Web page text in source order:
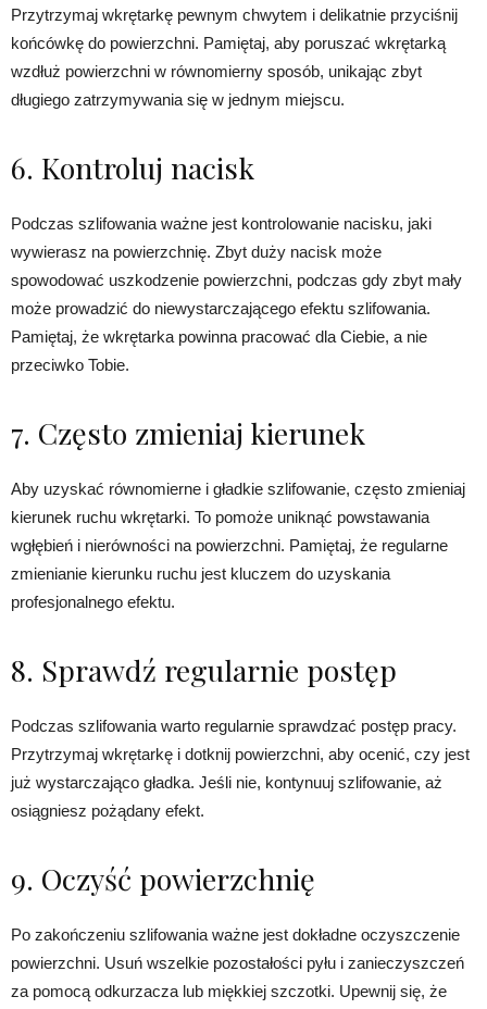
Przytrzymaj wkrętarkę pewnym chwytem i delikatnie przyciśnij
końcówkę do powierzchni. Pamiętaj, aby poruszać wkrętarką
wzdłuż powierzchni w równomierny sposób, unikając zbyt
długiego zatrzymywania się w jednym miejscu.
6. Kontroluj nacisk
Podczas szlifowania ważne jest kontrolowanie nacisku, jaki
wywierasz na powierzchnię. Zbyt duży nacisk może
spowodować uszkodzenie powierzchni, podczas gdy zbyt mały
może prowadzić do niewystarczającego efektu szlifowania.
Pamiętaj, że wkrętarka powinna pracować dla Ciebie, a nie
przeciwko Tobie.
7. Często zmieniaj kierunek
Aby uzyskać równomierne i gładkie szlifowanie, często zmieniaj
kierunek ruchu wkrętarki. To pomoże uniknąć powstawania
wgłębień i nierówności na powierzchni. Pamiętaj, że regularne
zmienianie kierunku ruchu jest kluczem do uzyskania
profesjonalnego efektu.
8. Sprawdź regularnie postęp
Podczas szlifowania warto regularnie sprawdzać postęp pracy.
Przytrzymaj wkrętarkę i dotknij powierzchni, aby ocenić, czy jest
już wystarczająco gładka. Jeśli nie, kontynuuj szlifowanie, aż
osiągniesz pożądany efekt.
9. Oczyść powierzchnię
Po zakończeniu szlifowania ważne jest dokładne oczyszczenie
powierzchni. Usuń wszelkie pozostałości pyłu i zanieczyszczeń
za pomocą odkurzacza lub miękkiej szczotki. Upewnij się, że